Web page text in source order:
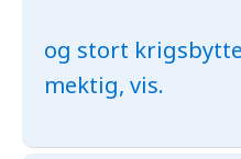
og stort
mektig, vis.